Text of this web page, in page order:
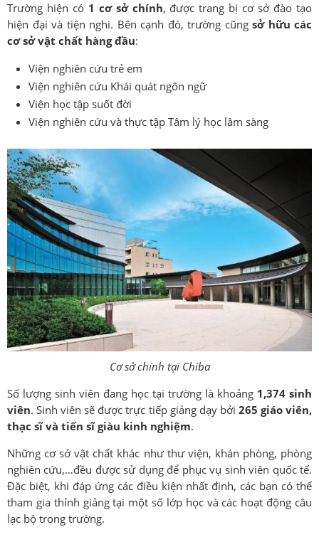
Trường hiện có 1 cơ sở chính, được trang bị cơ sở đào tạo
hiện đại và tiện nghi. Bên cạnh đó, trường cũng sở hữu các
cơ sở vật chất hàng đầu:
Viện nghiên cứu trẻ em
Viện nghiên cứu Khái quát ngôn ngữ
Viện học tập suốt đời
Viện nghiên cứu và thực tập Tâm lý học lâm sàng
Cơ sở chính tại Chiba
Số lượng sinh viên đang học tại trường là khoảng 1,374 sinh
viên. Sinh viên sẽ được trực tiếp giảng dạy bởi 265 giáo viên,
thạc sĩ và tiến sĩ giàu kinh nghiệm.
Những cơ sở vật chất khác như thư viện, khán phòng, phòng
nghiên cứu,…đều được sử dụng để phục vụ sinh viên quốc tế.
Đặc biệt, khi đáp ứng các điều kiện nhất định, các bạn có thể
tham gia thỉnh giảng tại một số lớp học và các hoạt động câu
lạc bộ trong trường.